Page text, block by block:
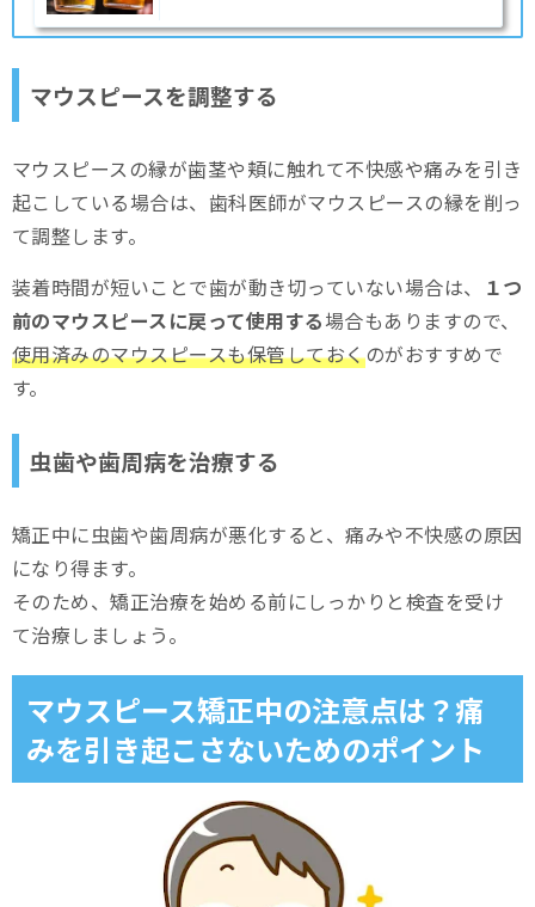
マウスピースを調整する
マウスピースの縁が歯茎や頬に触れて不快感や痛みを引き
起こしている場合は、歯科医師がマウスピースの縁を削っ
て調整します。
装着時間が短いことで歯が動き切っていない場合は、
１つ
前のマウスピースに戻って使用する場合もありますので、
使用済みのマウスピースも保管しておくのがおすすめで
す。
虫歯や歯周病を治療する
矯正中に虫歯や歯周病が悪化すると、痛みや不快感の原因
になり得ます。
そのため、矯正治療を始める前にしっかりと検査を受け
て治療しましょう。
マウスピース矯正中の注意点は？痛
みを引き起こさないためのポイント